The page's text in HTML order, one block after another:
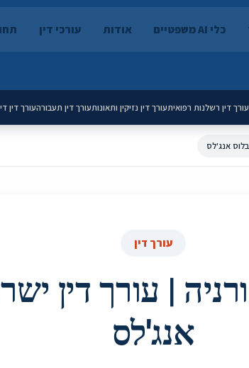
כלי AI משפטיים אודות עורכי דין
עורך דין רשלנות רפואיתעורך דין נזיקין ותאונותעורך דין תעבורהעורך דין
בלוס אנג'לס
עורך דין
| עורך דין
אנג'לס